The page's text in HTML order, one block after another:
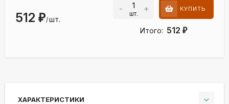
512 ₽/шт.
- шт. + КУПИТЬ
Итого: 512 ₽
ХАРАКТЕРИСТИКИ